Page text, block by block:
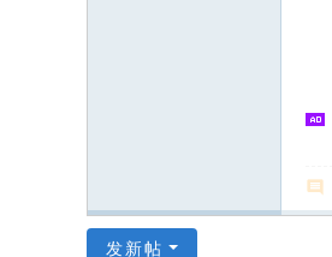
发新帖